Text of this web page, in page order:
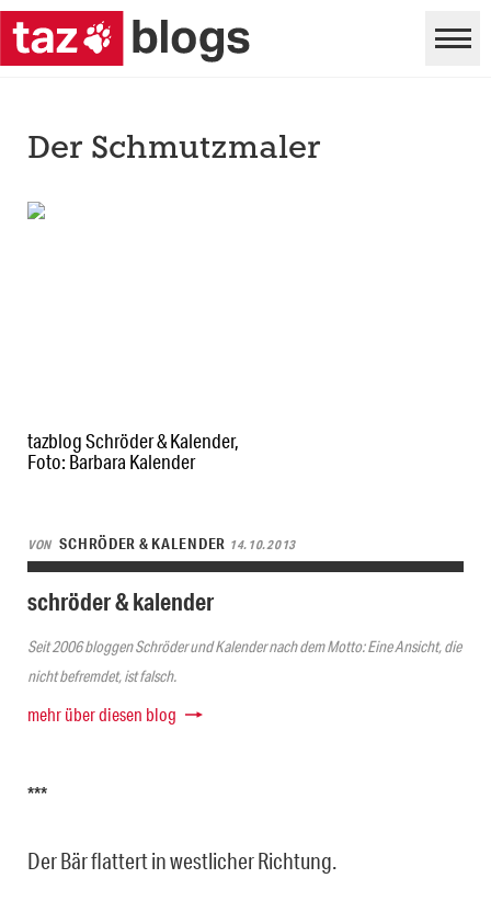
tazblog Schröder & Kalender,
Foto: Barbara Kalender
Der Schmutzmaler
VON SCHRÖDER & KALENDER 14.10.2013
schröder & kalender
Seit 2006 bloggen Schröder und Kalender nach dem Motto: Eine Ansicht, die
nicht befremdet, ist falsch.
mehr über diesen blog
***
Der Bär flattert in westlicher Richtung.